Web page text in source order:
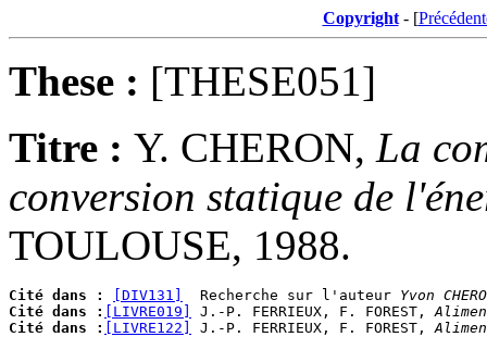
Copyright- [
These : [THESE051]
Titre : Y. CHERON, La
conversion statique de
TOULOUSE, 1988.
Cité dans : [DIV131]
  Recherche sur l'auteur
Yvon
Cité dans :
[LIVRE019] J.-P. FERRIEUX, F. FOREST,
Cité dans :
[LIVRE122] J.-P. FERRIEUX, F. FOREST,